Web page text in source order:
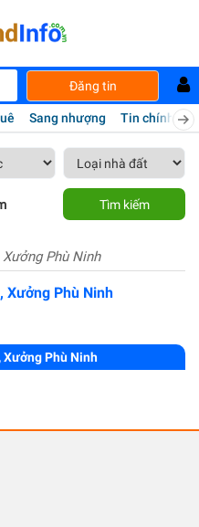
Đăng tin
Sang nhượng Tin chính chủ
Tìm kiếm
Xưởng Phù Ninh
Xưởng Phù Ninh
Xưởng Phù Ninh